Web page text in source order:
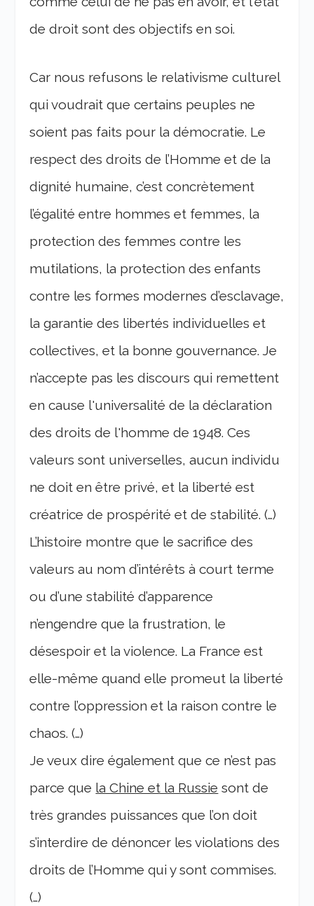
de droit sont des objectifs en soi.
Car nous refusons le relativisme culturel
qui voudrait que certains peuples ne
soient pas faits pour la démocratie. Le
respect des droits de l’Homme et de la
dignité humaine, c’est concrètement
l’égalité entre hommes et femmes, la
protection des femmes contre les
mutilations, la protection des enfants
contre les formes modernes d’esclavage,
la garantie des libertés individuelles et
collectives, et la bonne gouvernance. Je
n’accepte pas les discours qui remettent
en cause l'universalité de la déclaration
des droits de l'homme de 1948. Ces
valeurs sont universelles, aucun individu
ne doit en être privé, et la liberté est
créatrice de prospérité et de stabilité. (…)
L’histoire montre que le sacrifice des
valeurs au nom d’intérêts à court terme
ou d’une stabilité d’apparence
n’engendre que la frustration, le
désespoir et la violence. La France est
elle-même quand elle promeut la liberté
contre l’oppression et la raison contre le
chaos. (…)
Je veux dire également que ce n’est pas
parce que la Chine et la Russie sont de
très grandes puissances que l’on doit
s’interdire de dénoncer les violations des
droits de l’Homme qui y sont commises.
(…)